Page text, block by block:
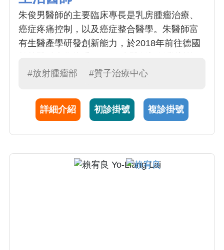
朱俊男醫師的主要臨床專長是乳房腫瘤治療、
癌症疼痛控制，以及癌症整合醫學。朱醫師富
有生醫產學研發創新能力，於2018年前往德國
專注於放射治療後皮膚損傷修復，並開發醫療
職志，專精於客觀結構式臨床技能測驗(OSCE)
及醫病溝通。乳癌年治療病例超過120位。
#放射腫瘤部 #質子治療中心
詳細介紹 初診掛號 複診掛號